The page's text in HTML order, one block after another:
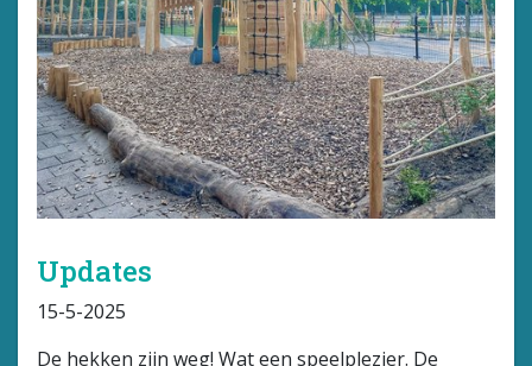
Updates
15-5-2025
De hekken zijn weg! Wat een speelplezier. De